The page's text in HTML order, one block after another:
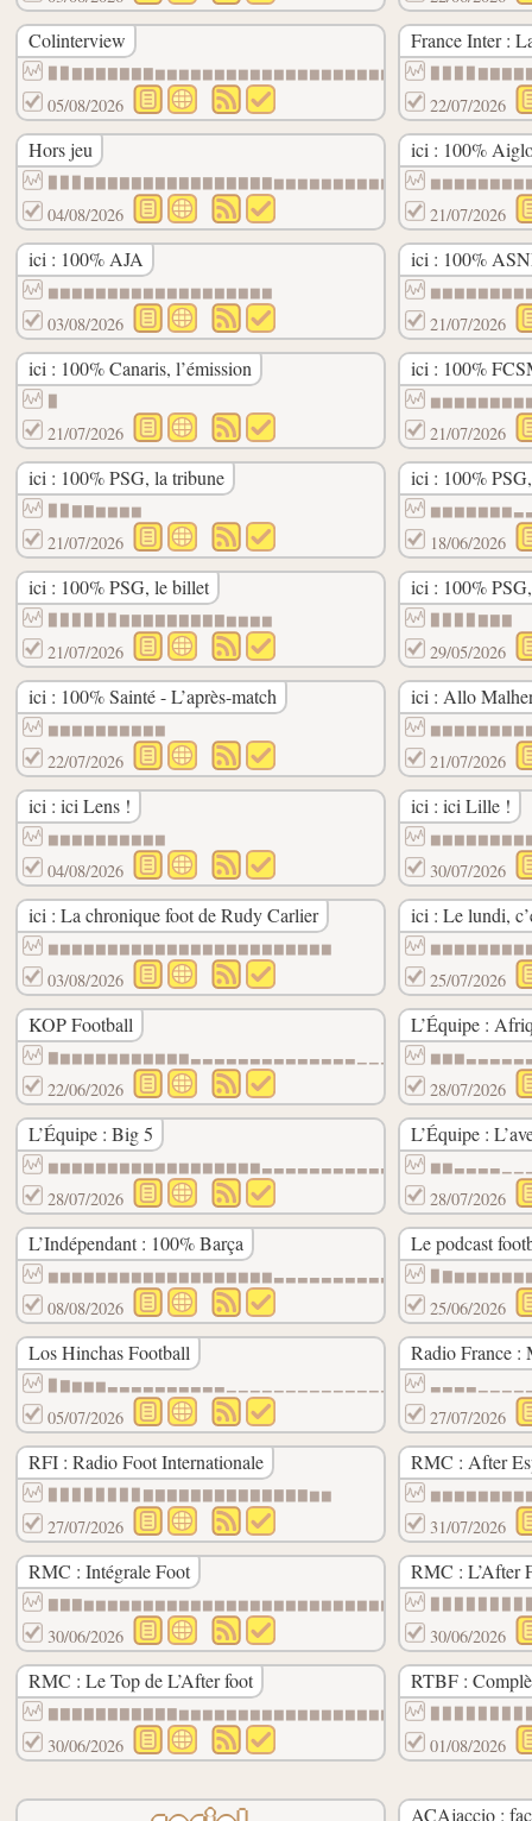
Colinterview
05/08/2026
France Inter :
22/07/2026
Hors jeu
04/08/2026
ici : 100%
21/07/2026
ici : 100% AJA
▆▆▆▆▆▆▆▆▆▆▆▆▆▆▆▆▆▆▆
03/08/2026
ici : 100%
21/07/2026
ici : 100% Canaris, l’émission
21/07/2026
ici : 100%
21/07/2026
ici : 100% PSG, la tribune
▉▉▇▇▆▆▆▆
21/07/2026
ici : 100%
18/06/2026
ici : 100% PSG, le billet
▉▉▉▉▉▉▇▇▇▇▇▇▇▇▇▆▆▆▆
21/07/2026
ici : 100%
▉▉▉▉▇▇▇
29/05/2026
ici : 100% Sainté - L’après-match
▆▆▆▆▆▆▆▆▆▆
22/07/2026
ici : Allo
21/07/2026
ici : ici Lens !
▆▆▆▆▆▆▆▆▆▆
04/08/2026
ici : ici Lille !
30/07/2026
ici : La chronique foot de Rudy Carlier
▆▆▆▆▆▆▆▆▆▆▆▆▆▆▆▆▆▆▆▆▆▆▆▆
03/08/2026
ici : Le lundi,
25/07/2026
KOP Football
22/06/2026
L’Équipe :
28/07/2026
L’Équipe : Big 5
28/07/2026
L’Équipe :
28/07/2026
L’Indépendant : 100% Barça
08/08/2026
Le podcast
25/06/2026
Los Hinchas Football
05/07/2026
Radio France :
27/07/2026
RFI : Radio Foot Internationale
▉▉▉▉▉▉▉▉▇▇▇▇▇▇▇▇▇▇▇▇▇▇▆▆
27/07/2026
RMC : After
31/07/2026
RMC : Intégrale Foot
30/06/2026
RMC : L’After
30/06/2026
RMC : Le Top de L’After foot
30/06/2026
RTBF :
01/08/2026
ACAjaccio :